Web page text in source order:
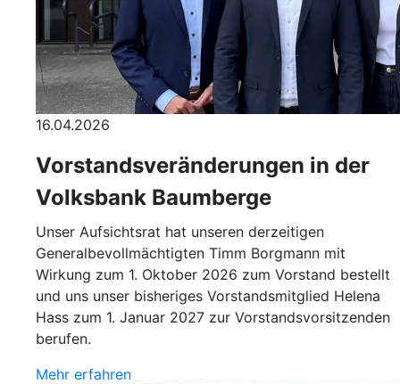
16.04.2026
Vorstandsveränderungen in der
Volksbank Baumberge
Unser Aufsichtsrat hat unseren derzeitigen
Generalbevollmächtigten Timm Borgmann mit
Wirkung zum 1. Oktober 2026 zum Vorstand bestellt
und uns unser bisheriges Vorstandsmitglied Helena
Hass zum 1. Januar 2027 zur Vorstandsvorsitzenden
berufen.
Mehr erfahren